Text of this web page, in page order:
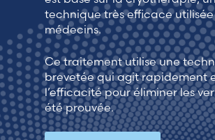
technique très efficace
médecins.
Ce traitement utilise une
brevetée qui agit rapidement
l’efficacité pour éliminer les
été prouvée.
Portugal (Portuguese)
Serbia (Serbian)
Slovenia (Slovene)